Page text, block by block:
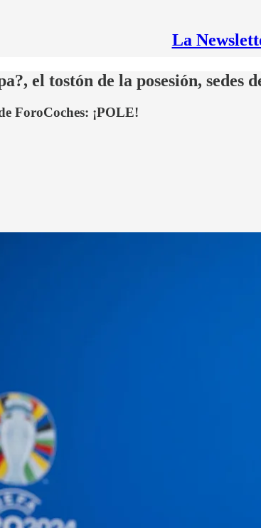
La
el tostón de la posesión, sedes
ForoCoches: ¡POLE!